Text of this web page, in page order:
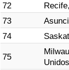
72
73
74
75
Unidos